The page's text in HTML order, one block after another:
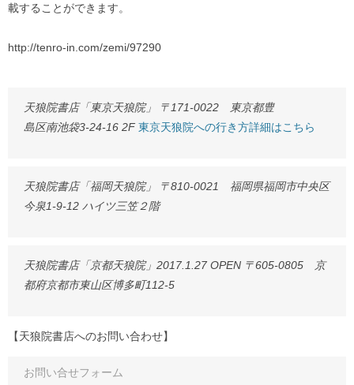
載することができます。
http://tenro-in.com/zemi/97290
天狼院書店「東京天狼院」 〒171-0022 東京都豊
島区南池袋3-24-16 2F 東京天狼院への行き方詳細はこちら
天狼院書店「福岡天狼院」 〒810-0021 福岡県福岡市中央区
今泉1-9-12 ハイツ三笠２階
天狼院書店「京都天狼院」2017.1.27 OPEN 〒605-0805 京
都府京都市東山区博多町112-5
【天狼院書店へのお問い合わせ】
お問い合せフォーム